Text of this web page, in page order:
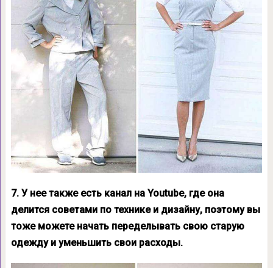
7. У нее также есть канал на Youtube, где она
делится советами по технике и дизайну, поэтому вы
тоже можете начать переделывать свою старую
одежду и уменьшить свои расходы.